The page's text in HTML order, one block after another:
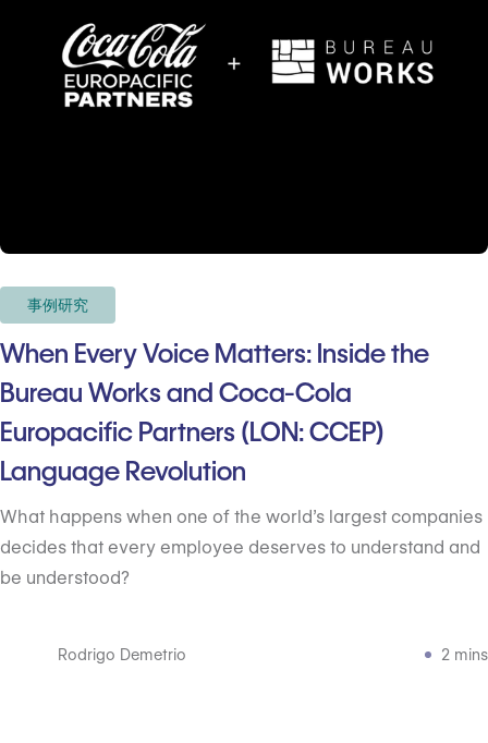
事例研究
When Every Voice Matters: Inside the
Bureau Works and Coca-Cola
Europacific Partners (LON: CCEP)
Language Revolution
What happens when one of the world’s largest companies
decides that every employee deserves to understand and
be understood?
Rodrigo Demetrio 2 mins